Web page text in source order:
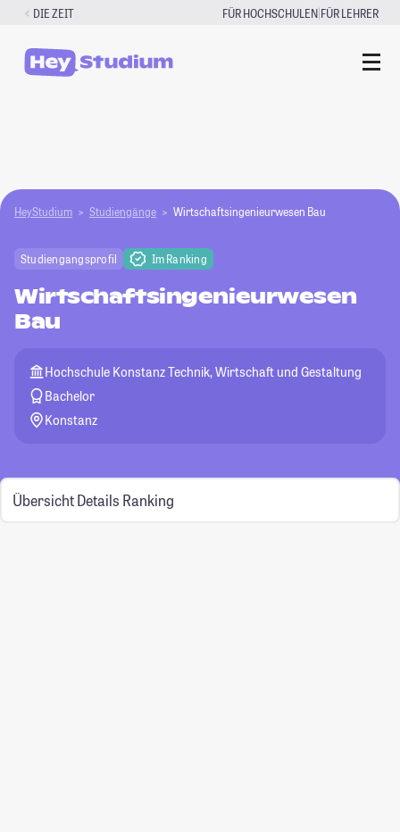
Zum
springen
DIE ZEIT FÜR HOCHSCHULEN|FÜR LEHRER
HeyStudium Studiengänge Wirtschaftsingenieurwesen Bau
Studiengangsprofil Im Ranking
Wirtschaftsingenieurwesen
Bau
Hochschule Konstanz Technik, Wirtschaft und Gestaltung
Bachelor
Konstanz
Übersicht Details Ranking